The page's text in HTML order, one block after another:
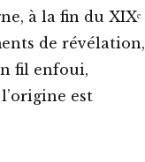
à la fin du XIXᵉ
de révélation,
fil enfoui,
est